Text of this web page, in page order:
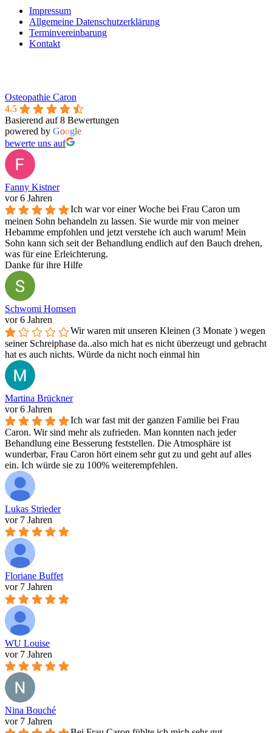
Impressum
Allgemeine Datenschutzerklärung
Terminvereinbarung
Kontakt
Osteopathie Caron
4.5
Basierend auf 8 Bewertungen
powered by Google
bewerte uns auf
Fanny Kistner
vor 6 Jahren
Ich war vor einer Woche bei Frau Caron um
meinen Sohn behandeln zu lassen. Sie wurde mir von meiner
Hebamme empfohlen und jetzt verstehe ich auch warum! Mein
Sohn kann sich seit der Behandlung endlich auf den Bauch drehen,
was für eine Erleichterung.
Danke für ihre Hilfe
Schwomi Homsen
vor 6 Jahren
Wir waren mit unseren Kleinen (3 Monate ) wegen
seiner Schreiphase da..also mich hat es nicht überzeugt und gebracht
hat es auch nichts. Würde da nicht noch einmal hin
Martina Brückner
vor 6 Jahren
Ich war fast mit der ganzen Familie bei Frau
Caron. Wir sind mehr als zufrieden. Man konnten nach jeder
Behandlung eine Besserung feststellen. Die Atmosphäre ist
wunderbar, Frau Caron hört einem sehr gut zu und geht auf alles
ein. Ich würde sie zu 100% weiterempfehlen.
Lukas Strieder
vor 7 Jahren
Floriane Buffet
vor 7 Jahren
WU Louise
vor 7 Jahren
Nina Bouché
vor 7 Jahren